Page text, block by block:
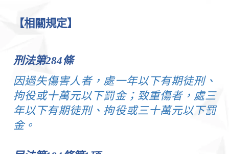
【相關規定】
刑法第284條
因過失傷害人者，處一年以下有期徒刑、
拘役或十萬元以下罰金；致重傷者，處三
年以下有期徒刑、拘役或三十萬元以下罰
金。